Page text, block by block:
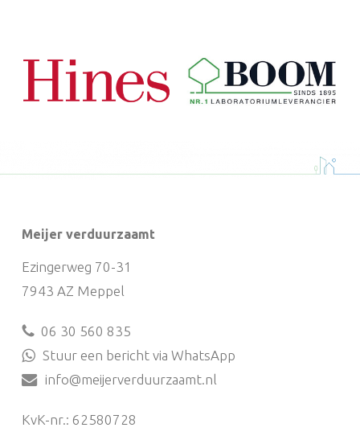
Meijer verduurzaamt
Ezingerweg 70-31
7943 AZ Meppel
06 30 560 835
Stuur een bericht via WhatsApp
info@meijerverduurzaamt.nl
KvK-nr.: 62580728